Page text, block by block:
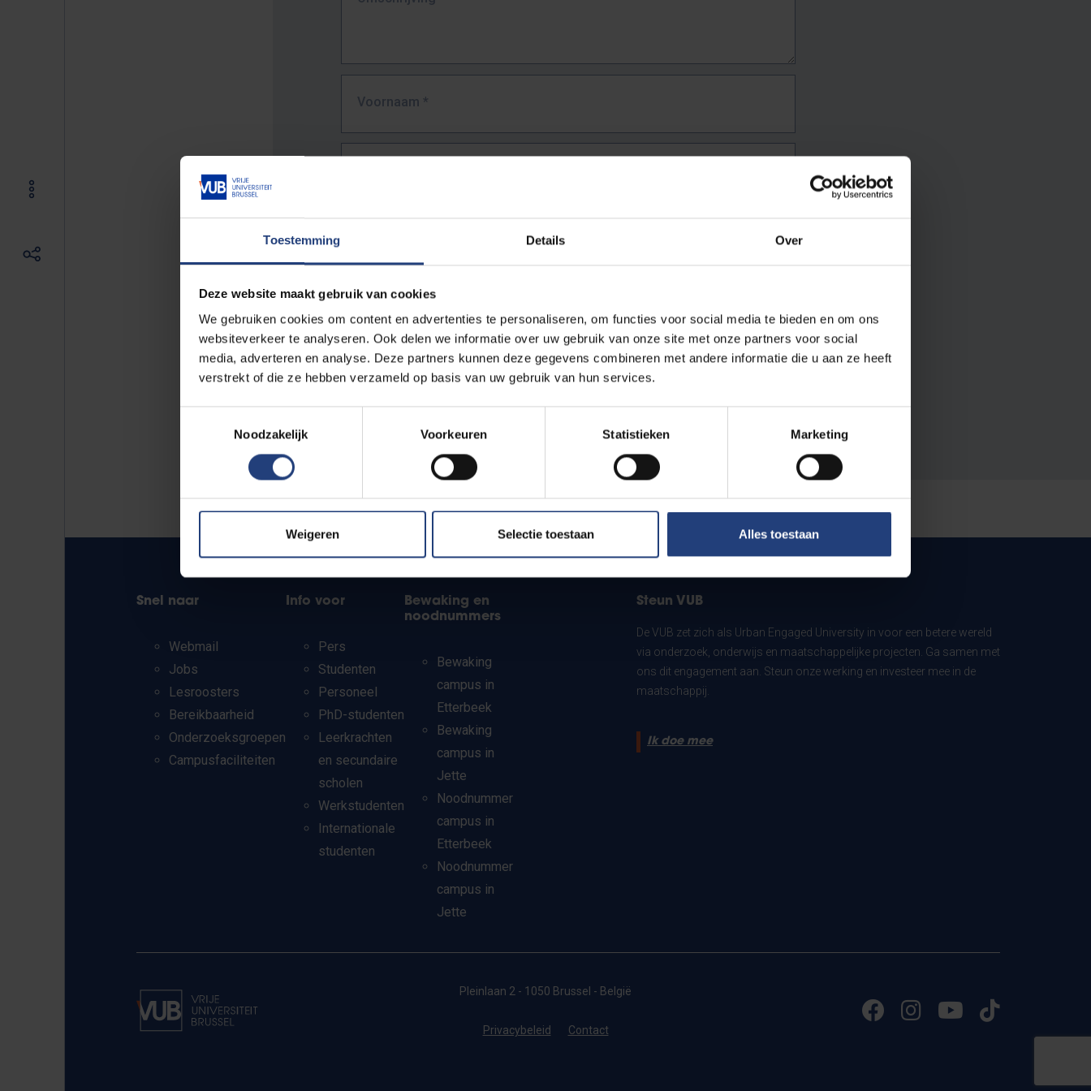
Toestemming Details Over
Deze website maakt gebruik van cookies
We gebruiken cookies om content en advertenties te personaliseren, om functies voor social media te bieden en om ons
websiteverkeer te analyseren. Ook delen we informatie over uw gebruik van onze site met onze partners voor social
media, adverteren en analyse. Deze partners kunnen deze gegevens combineren met andere informatie die u aan ze heeft
verstrekt of die ze hebben verzameld op basis van uw gebruik van hun services.
Noodzakelijk
Voorkeuren Statistieken Marketing
Weigeren Selectie toestaan Alles toestaan
Voornaam *
URL*
De volledige URL van de pagina waar je de fout zag.
Bv. https://www.vub.be/nl/studeren-aan-de-vub/alle-opleidingen
Snel naar
Webmail
Jobs
Lesroosters
Bereikbaarheid
Onderzoeksgroepen
Campusfaciliteiten
Info voor
Pers
Studenten
Personeel
PhD-studenten
Leerkrachten
en secundaire
scholen
Werkstudenten
Internationale
studenten
Bewaking en
noodnummers
Bewaking
campus in
Etterbeek
Bewaking
campus in
Jette
Noodnummer
campus in
Etterbeek
Noodnummer
campus in
Jette
Steun VUB
De VUB zet zich als Urban Engaged University in voor een betere wereld
via onderzoek, onderwijs en maatschappelijke projecten. Ga samen met
ons dit engagement aan. Steun onze werking en investeer mee in de
maatschappij.
Ik doe mee
Pleinlaan 2 - 1050 Brussel - België
Privacybeleid Contact